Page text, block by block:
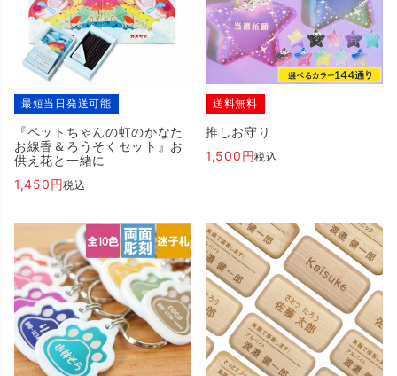
最短当日発送可能
『ペットちゃんの虹のかなた
お線香＆ろうそくセット』お
供え花と一緒に
1,450
税込
送料無料
推しお守り
1,500
税込